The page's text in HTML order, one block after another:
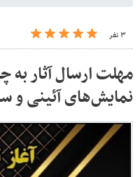
۳ نفر
مهلت ارسال آثار
نمایش‌های آئینی و